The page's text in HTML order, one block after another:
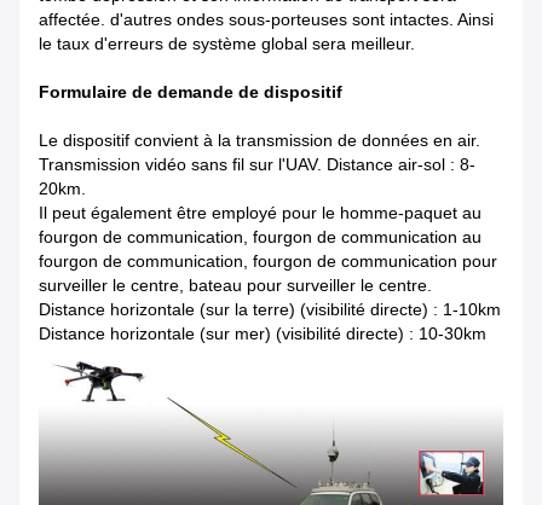
affectée. d'autres ondes sous-porteuses sont intactes. Ainsi
le taux d'erreurs de système global sera meilleur.
Formulaire de demande de dispositif
Le dispositif convient à la transmission de données en air.
Transmission vidéo sans fil sur l'UAV. Distance air-sol : 8-
20km.
Il peut également être employé pour le homme-paquet au
fourgon de communication, fourgon de communication au
fourgon de communication, fourgon de communication pour
surveiller le centre, bateau pour surveiller le centre.
Distance horizontale (sur la terre) (visibilité directe) : 1-10km
Distance horizontale (sur mer) (visibilité directe) : 10-30km